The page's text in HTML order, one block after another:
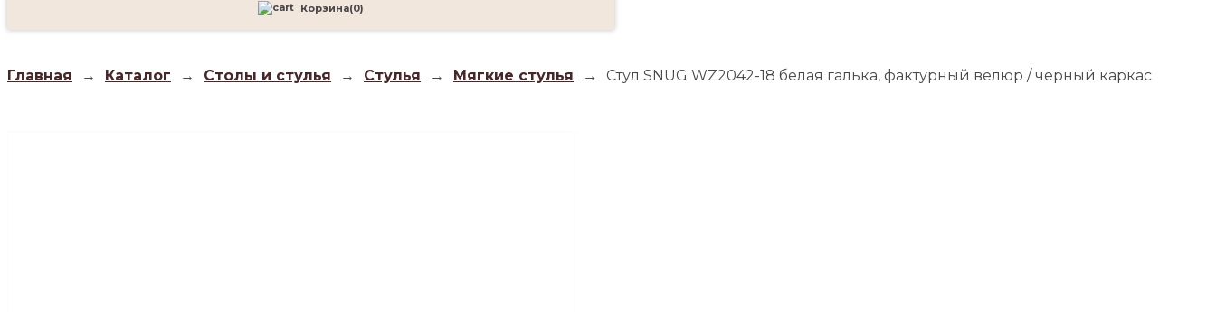
Корзина(0)
Главная → Каталог → Столы и стулья → Стулья → Мягкие стулья → Стул SNUG WZ2042-18 белая галька, фактурный велюр / черный каркас